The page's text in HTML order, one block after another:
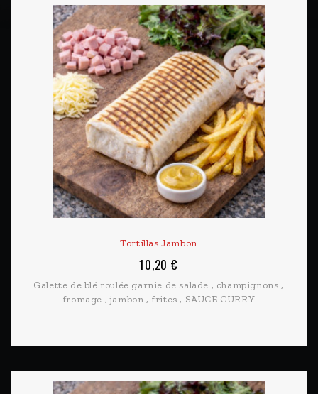
Tortillas Jambon
10,20 €
Galette de blé roulée garnie de salade , champignons ,
fromage , jambon , frites , SAUCE CURRY